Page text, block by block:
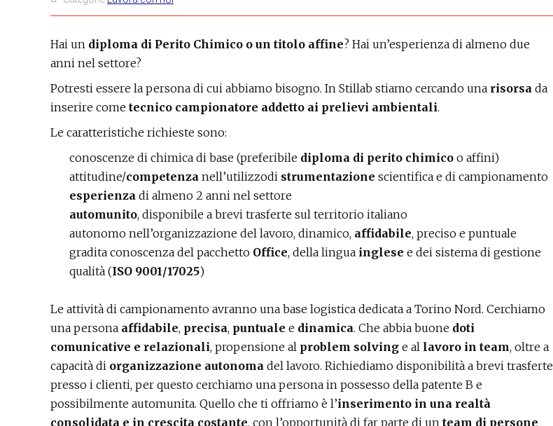
Hai un diploma di Perito Chimico o un titolo affine? Hai un’esperienza di almeno due
anni nel settore?
Potresti essere la persona di cui abbiamo bisogno. In Stillab stiamo cercando una risorsa da
inserire come tecnico campionatore addetto ai prelievi ambientali.
Le caratteristiche richieste sono:
conoscenze di chimica di base (preferibile diploma di perito chimico o affini)
attitudine/competenza nell’utilizzodi strumentazione scientifica e di campionamento
esperienza di almeno 2 anni nel settore
automunito, disponibile a brevi trasferte sul territorio italiano
autonomo nell’organizzazione del lavoro, dinamico, affidabile, preciso e puntuale
gradita conoscenza del pacchetto Office, della lingua inglese e dei sistema di gestione
qualità (ISO 9001/17025)
Le attività di campionamento avranno una base logistica dedicata a Torino Nord. Cerchiamo
una persona affidabile, precisa, puntuale e dinamica. Che abbia buone doti
comunicative e relazionali, propensione al problem solving e al lavoro in team, oltre a
capacità di organizzazione autonoma del lavoro. Richiediamo disponibilità a brevi trasferte
presso i clienti, per questo cerchiamo una persona in possesso della patente B e
possibilmente automunita. Quello che ti offriamo è l’inserimento in una realtà
consolidata e in crescita costante, con l’opportunità di far parte di un team di persone